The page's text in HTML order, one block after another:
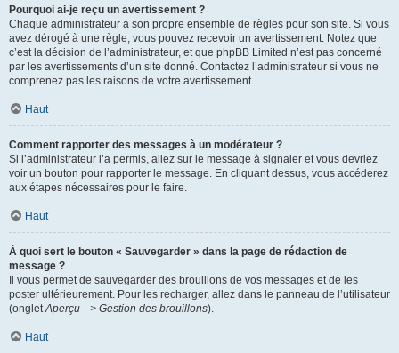
Pourquoi ai-je reçu un avertissement ?
Chaque administrateur a son propre ensemble de règles pour son site. Si vous
avez dérogé à une règle, vous pouvez recevoir un avertissement. Notez que
c’est la décision de l’administrateur, et que phpBB Limited n’est pas concerné
par les avertissements d’un site donné. Contactez l’administrateur si vous ne
comprenez pas les raisons de votre avertissement.
Haut
Comment rapporter des messages à un modérateur ?
Si l’administrateur l’a permis, allez sur le message à signaler et vous devriez
voir un bouton pour rapporter le message. En cliquant dessus, vous accéderez
aux étapes nécessaires pour le faire.
Haut
À quoi sert le bouton « Sauvegarder » dans la page de rédaction de
message ?
Il vous permet de sauvegarder des brouillons de vos messages et de les
poster ultérieurement. Pour les recharger, allez dans le panneau de l’utilisateur
(ongletAperçu --> Gestion des brouillons).
Haut